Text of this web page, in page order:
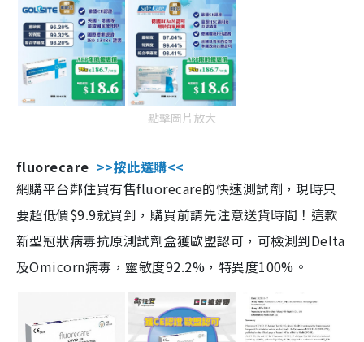
點擊圖片放大
fluorecare >>按此選購<<
網購平台鄰住買有售fluorecare的快速測試劑，現時只
要超低價$9.9就買到，購買前請先注意送貨時間！這款
新型冠狀病毒抗原測試劑盒獲歐盟認可，可檢測到Delta
及Omicorn病毒，靈敏度92.2%，特異度100%。